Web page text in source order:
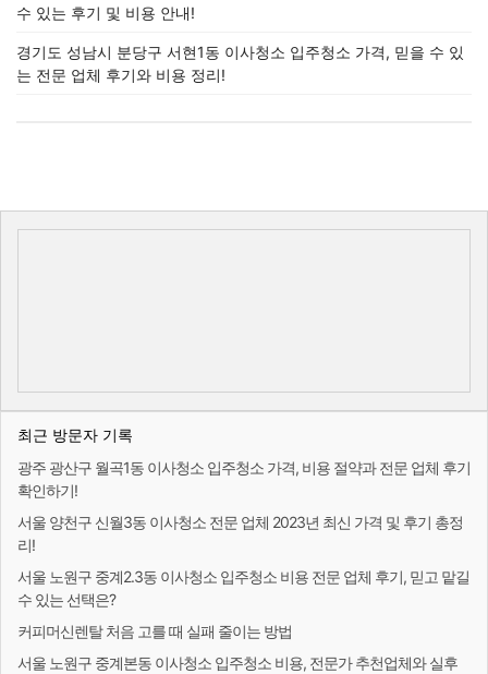
수 있는 후기 및 비용 안내!
경기도 성남시 분당구 서현1동 이사청소 입주청소 가격, 믿을 수 있
는 전문 업체 후기와 비용 정리!
최근 방문자 기록
광주 광산구 월곡1동 이사청소 입주청소 가격, 비용 절약과 전문 업체 후기
확인하기!
서울 양천구 신월3동 이사청소 전문 업체 2023년 최신 가격 및 후기 총정
리!
서울 노원구 중계2.3동 이사청소 입주청소 비용 전문 업체 후기, 믿고 맡길
수 있는 선택은?
커피머신렌탈 처음 고를 때 실패 줄이는 방법
서울 노원구 중계본동 이사청소 입주청소 비용, 전문가 추천업체와 실후